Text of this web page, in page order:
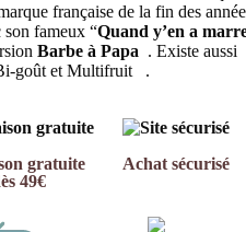
française de la fin des
son fameux “Quand y’en a
Barbe à Papa . Existe aussi
goût et Multifruit .
gratuite
49€
Achat sécurisé